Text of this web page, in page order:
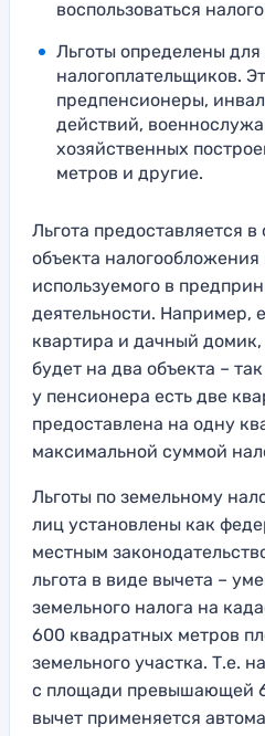
воспользоваться
Льготы определены для
налогоплательщиков.
предпенсионеры,
действий,
хозяйственных
метров и другие.
Льгота предоставляется
объекта
используемого в
деятельности. Например,
квартира и дачный
будет на два объекта –
у пенсионера есть две
предоставлена на одну
максимальной суммой
Льготы по земельному
лиц установлены как
местным
льгота в виде вычета –
земельного налога на
600 квадратных метров
земельного участка. Т.е.
с площади превышающей
вычет применяется